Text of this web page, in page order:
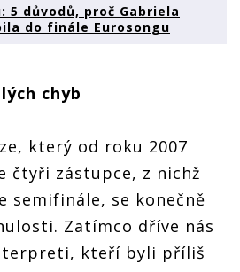
5 důvodů, proč Gabriela
do finále Eurosongu
chyb
který od roku 2007
čtyři zástupce, z nichž
semifinále, se konečně
Zatímco dříve nás
kteří byli příliš